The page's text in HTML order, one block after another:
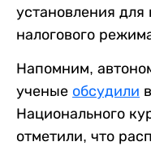
установления для
налогового
Напомним,
ученые обсудили
Национального
отметили, что